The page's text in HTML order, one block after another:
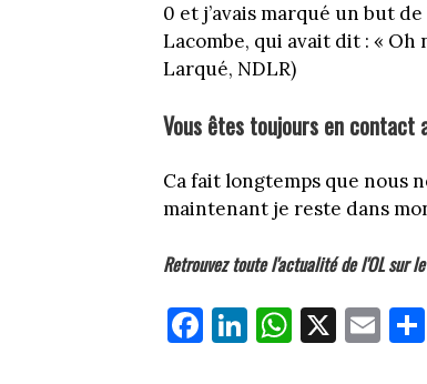
0 et j’avais marqué un but
Lacombe, qui avait dit : « Oh
Larqué, NDLR)
Vous êtes toujours en contact
Ca fait longtemps que nous
maintenant je reste dans
Retrouvez toute l'actualité de l'OL sur
Fa
ce
Li
nk
W
ha
X E
m